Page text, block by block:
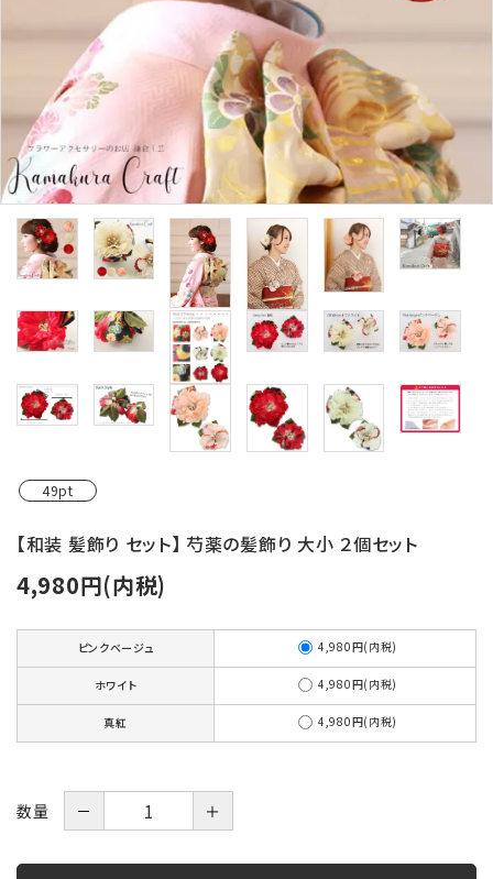
カテゴリーから探す
コサージュの色から探す
和装髪飾りの色から探す
シーンから探す
コンテンツ
49pt
【和装 髪飾り セット】 芍薬の髪飾り 大小 ２個セット
4,980円(内税)
ピンクベージュ 4,980円(内税)
ホワイト 4,980円(内税)
真紅 4,980円(内税)
数量 － ＋